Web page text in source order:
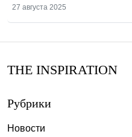
27 августа 2025
THE INSPIRATION
Рубрики
Новости